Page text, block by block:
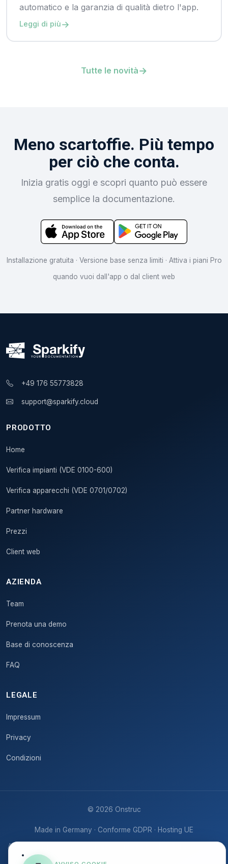
automatico e la garanzia di qualità dietro l'app.
Leggi di più→
Tutte le novità→
Meno scartoffie. Più tempo
per ciò che conta.
Inizia gratis oggi e scopri quanto può essere
semplice la documentazione.
Installazione gratuita · Versione base senza limiti · Attiva i piani Pro
quando vuoi dall'app o dal client web
+49 176 55773828
support@sparkify.cloud
PRODOTTO
Home
Verifica impianti (VDE 0100-600)
Verifica apparecchi (VDE 0701/0702)
Partner hardware
Prezzi
Client web
AZIENDA
Team
Prenota una demo
Base di conoscenza
FAQ
LEGALE
Impressum
Privacy
Condizioni
© 2026 Onstruc
Made in Germany · Conforme GDPR · Hosting UE
Analytics rispettosi della privacy — niente cookie di tracciamento